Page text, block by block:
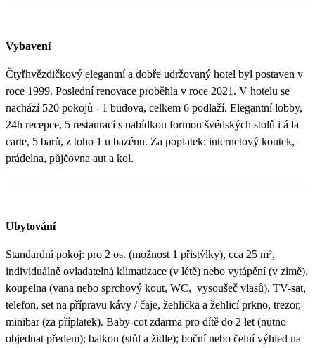
Vybavení
Čtyřhvězdičkový elegantní a dobře udržovaný hotel byl postaven v
roce 1999. Poslední renovace proběhla v roce 2021. V hotelu se
nachází 520 pokojů - 1 budova, celkem 6 podlaží. Elegantní lobby,
24h recepce, 5 restaurací s nabídkou formou švédských stolů i á la
carte, 5 barů, z toho 1 u bazénu. Za poplatek: internetový koutek,
prádelna, půjčovna aut a kol.
Ubytování
Standardní pokoj: pro 2 os. (možnost 1 přistýlky), cca 25 m²,
individuálně ovladatelná klimatizace (v létě) nebo vytápění (v zimě),
koupelna (vana nebo sprchový kout, WC, vysoušeč vlasů), TV-sat,
telefon, set na přípravu kávy / čaje, žehlička a žehlicí prkno, trezor,
minibar (za příplatek). Baby-cot zdarma pro dítě do 2 let (nutno
objednat předem); balkon (stůl a židle); boční nebo čelní výhled na